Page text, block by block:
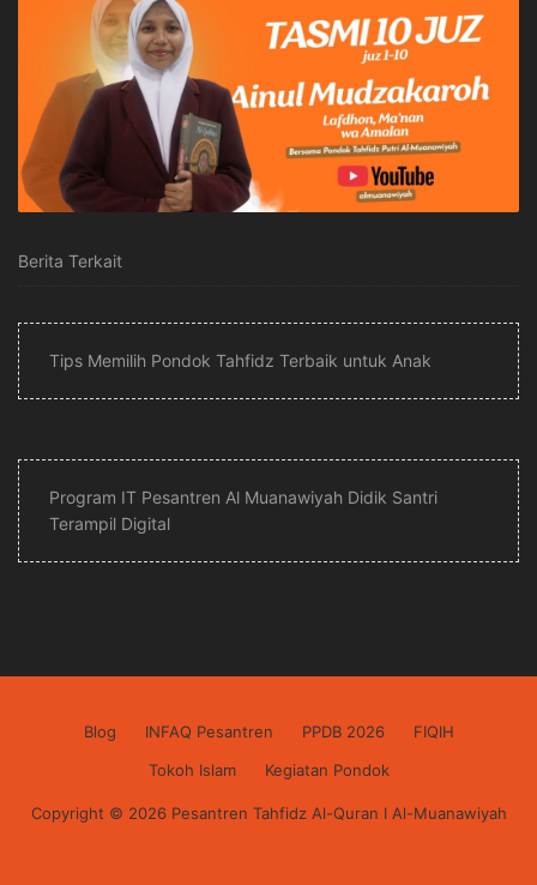
Berita Terkait
Tips Memilih Pondok Tahfidz Terbaik untuk Anak
Program IT Pesantren Al Muanawiyah Didik Santri
Terampil Digital
Blog INFAQ Pesantren PPDB 2026
FIQIH
Tokoh Islam
Kegiatan Pondok
Copyright © 2026 Pesantren Tahfidz Al-Quran I Al-Muanawiyah